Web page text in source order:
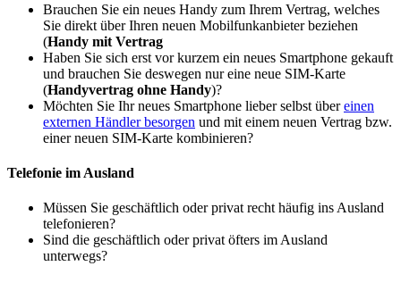
Brauchen Sie ein neues Handy zum Ihrem Vertrag, welches
Sie direkt über Ihren neuen Mobilfunkanbieter beziehen
(Handy mit Vertrag
Haben Sie sich erst vor kurzem ein neues Smartphone gekauft
und brauchen Sie deswegen nur eine neue SIM-Karte
(Handyvertrag ohne Handy)?
Möchten Sie Ihr neues Smartphone lieber selbst übereinen
externen Händler besorgen und mit einem neuen Vertrag bzw.
einer neuen SIM-Karte kombinieren?
Telefonie im Ausland
Müssen Sie geschäftlich oder privat recht häufig ins Ausland
telefonieren?
Sind die geschäftlich oder privat öfters im Ausland
unterwegs?